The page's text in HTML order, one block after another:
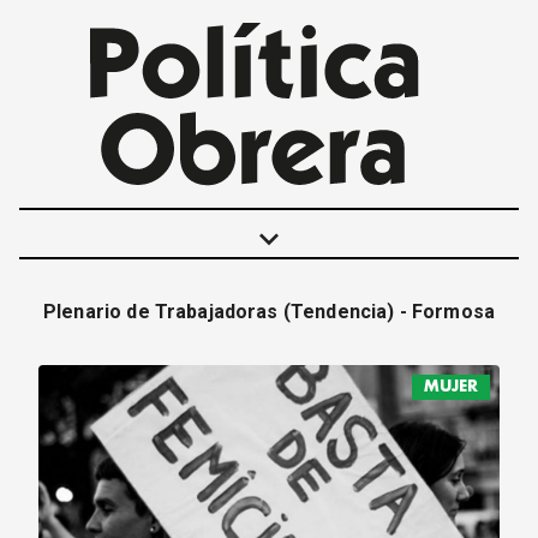
keyboard_arrow_down
INTERNACIONALES
MOVIMIENTO OBRERO
MUJER
ECONOMÍA
SOCIEDAD Y CULTURA
JUVENTUD
Plenario de Trabajadoras (Tendencia) - Formosa
MUJER